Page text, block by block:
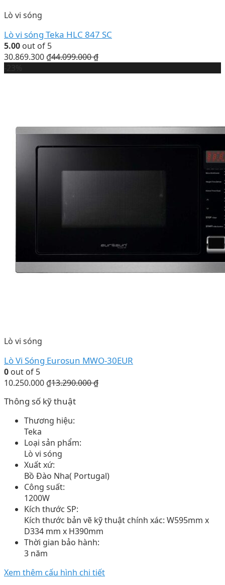
Lò vi sóng
Lò vi sóng Teka HLC 847 SC
5.00 out of 5
30.869.300 ₫44.099.000₫
Lò vi sóng
Lò Vi Sóng Eurosun MWO-30EUR
0 out of 5
10.250.000 ₫13.290.000₫
Thông số kỹ thuật
Thương hiệu:
Teka
Loại sản phẩm:
Lò vi sóng
Xuất xứ:
Bồ Đào Nha( Portugal)
Công suất:
1200W
Kích thước SP:
Kích thước bản vẽ kỹ thuật chính xác: W595mm x
D334 mm x H390mm
Thời gian bảo hành:
3 năm
Xem thêm cấu hình chi tiết